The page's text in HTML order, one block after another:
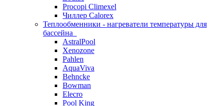
Procopi Climexel
Чиллер Calorex
Теплообменники - нагреватели температуры для
бассейна
AstralPool
Xenozone
Pahlen
AquaViva
Behncke
Bowman
Elecro
Pool King